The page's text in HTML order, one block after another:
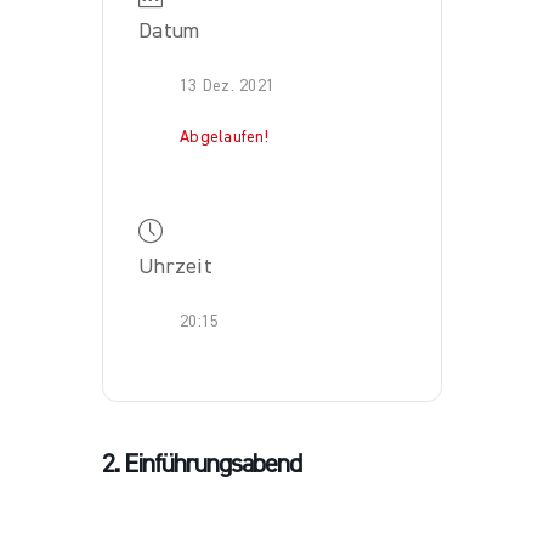
Datum
13 Dez. 2021
Abgelaufen!
Uhrzeit
20:15
2. Einführungsabend